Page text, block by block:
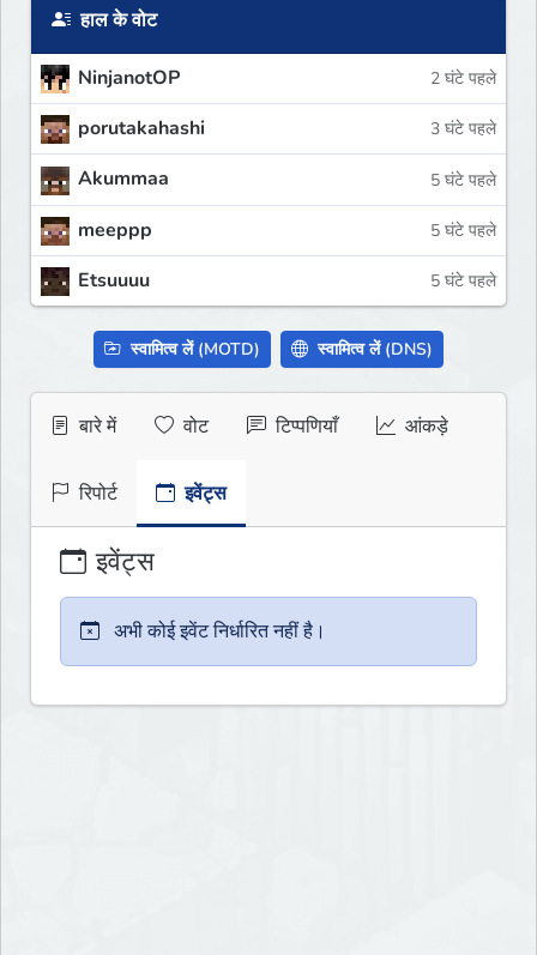
हाल के वोट
NinjanotOP 2 घंटे पहले
porutakahashi 3 घंटे पहले
Akummaa 5 घंटे पहले
meeppp 5 घंटे पहले
Etsuuuu 5 घंटे पहले
स्वामित्व लें (MOTD) स्वामित्व लें (DNS)
बारे में वोट टिप्पणियाँ आंकड़े
रिपोर्ट इवेंट्स
इवेंट्स
अभी कोई इवेंट निर्धारित नहीं है।